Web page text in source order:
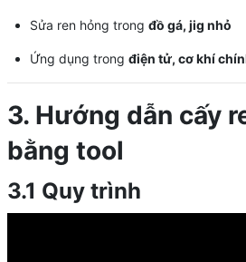
Sửa ren hỏng trong đồ gá, jig nhỏ
Ứng dụng trong điện tử, cơ khí
3. Hướng dẫn cấy
bằng tool
3.1 Quy trình